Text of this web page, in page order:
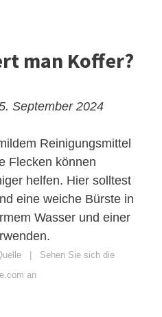
man Koffer?
September 2024
Reinigungsmittel
Flecken können
helfen. Hier solltest
eine weiche Bürste in
Wasser und einer
Sehen Sie sich die
an